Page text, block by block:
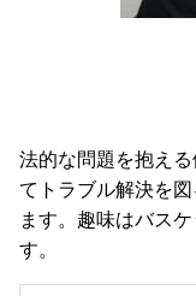
法的な問題を抱え
てトラブル解決を
ます。趣味はバス
す。